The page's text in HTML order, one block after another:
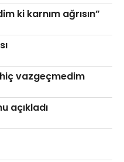
ki karnım ağrısın”
vazgeçmedim
açıkladı